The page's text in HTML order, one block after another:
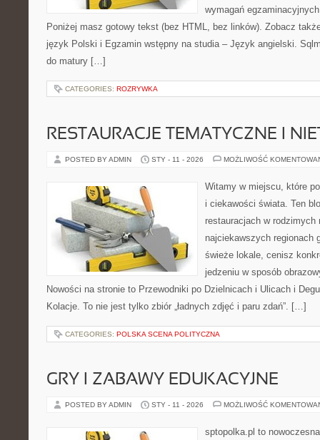
wymagań
Poniżej masz gotowy tekst (bez HTML, bez linków). Zobacz
język Polski i Egzamin wstępny na studia – Język angielski.
do matury […]
CATEGORIES: ROZRYWKA
RESTAURACJE TEMATYCZNE I
POSTED BY ADMIN STY - 11 - 2026 MOŻLIWOŚĆ
Witamy w miejscu, które
i ciekawości świata. Ten
restauracjach w rodzimych
najciekawszych regionach
świeże lokale, cenisz
jedzeniu w sposób
Nowości na stronie to Przewodniki po Dzielnicach i Ulicach i
Kolacje. To nie jest tylko zbiór „ładnych zdjęć i paru zdań”. […]
CATEGORIES: POLSKA SCENA POLITYCZNA
GRY I ZABAWY EDUKACYJNE
POSTED BY ADMIN STY - 11 - 2026 MOŻLIWOŚĆ
sptopolka.pl to